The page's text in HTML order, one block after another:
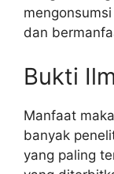
dan
Bukti
Manfaat
banyak
yang paling